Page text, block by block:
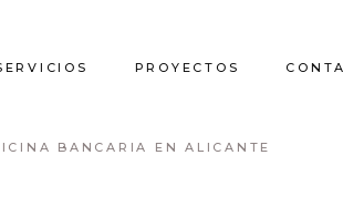
PROYECTOS
BANCARIA EN ALICANTE